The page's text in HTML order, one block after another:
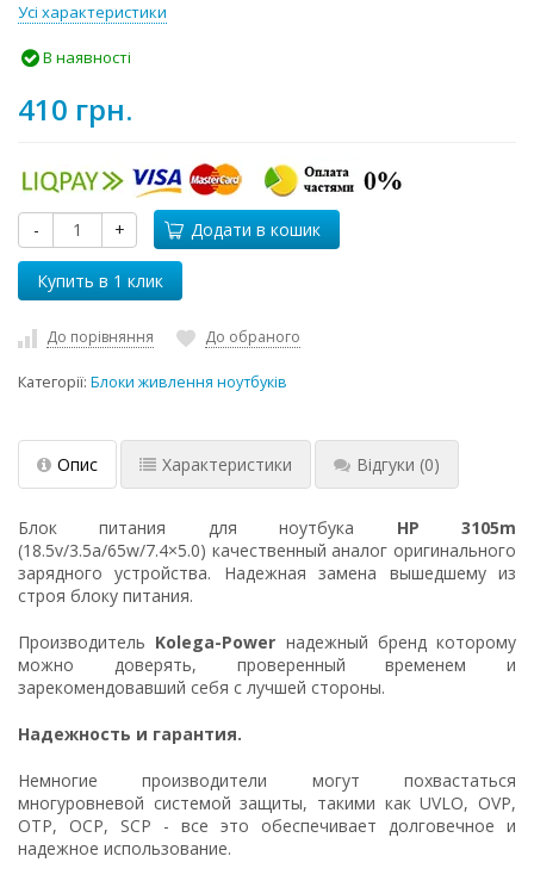
Усі характеристики
В наявності
410 грн.
- + Додати в кошик
До порівняння До обраного
Категорії: Блоки живлення ноутбуків
Опис Характеристики Відгуки (0)
Блок питания для ноутбука HP 3105m
(18.5v/3.5a/65w/7.4×5.0) качественный аналог оригинального
зарядного устройства. Надежная замена вышедшему из
строя блоку питания.
Производитель Kolega-Power надежный бренд которому
можно доверять, проверенный временем и
зарекомендовавший себя с лучшей стороны.
Надежность и гарантия.
Немногие производители могут похвастаться
многуровневой системой защиты, такими как UVLO, OVP,
OTP, OCP, SCP - все это обеспечивает долговечное и
надежное использование.